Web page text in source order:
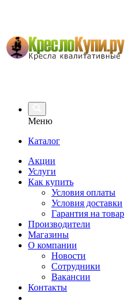
Меню
Каталог
Акции
Услуги
Как купить
Условия оплаты
Условия доставки
Гарантия на товар
Производители
Магазины
О компании
Новости
Сотрудники
Вакансии
Контакты